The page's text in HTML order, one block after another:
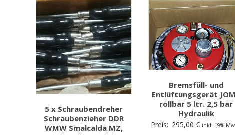
5 x Schraubendreher
Schraubenzieher DDR
WMW Smalcalda MZ,
Bremsfüll- und
Entlüftungsgerät
rollbar 5 ltr. 2,5 bar
Hydraulik
Preis: 295,00€ inkl. 19%